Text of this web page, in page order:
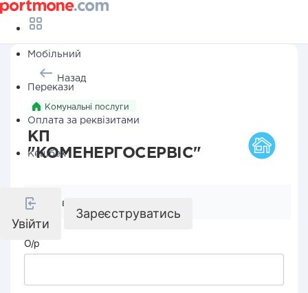
Мобільний
Перекази
Оплата за реквізитами
Кешбек
Увійти
Зареєструватись
Назад
Комунальні послуги
КП
"КОМЕНЕРГОСЕРВІС"
Реквізити компанії
О/р